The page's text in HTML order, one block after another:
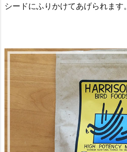
シードにふりかけてあげられます。